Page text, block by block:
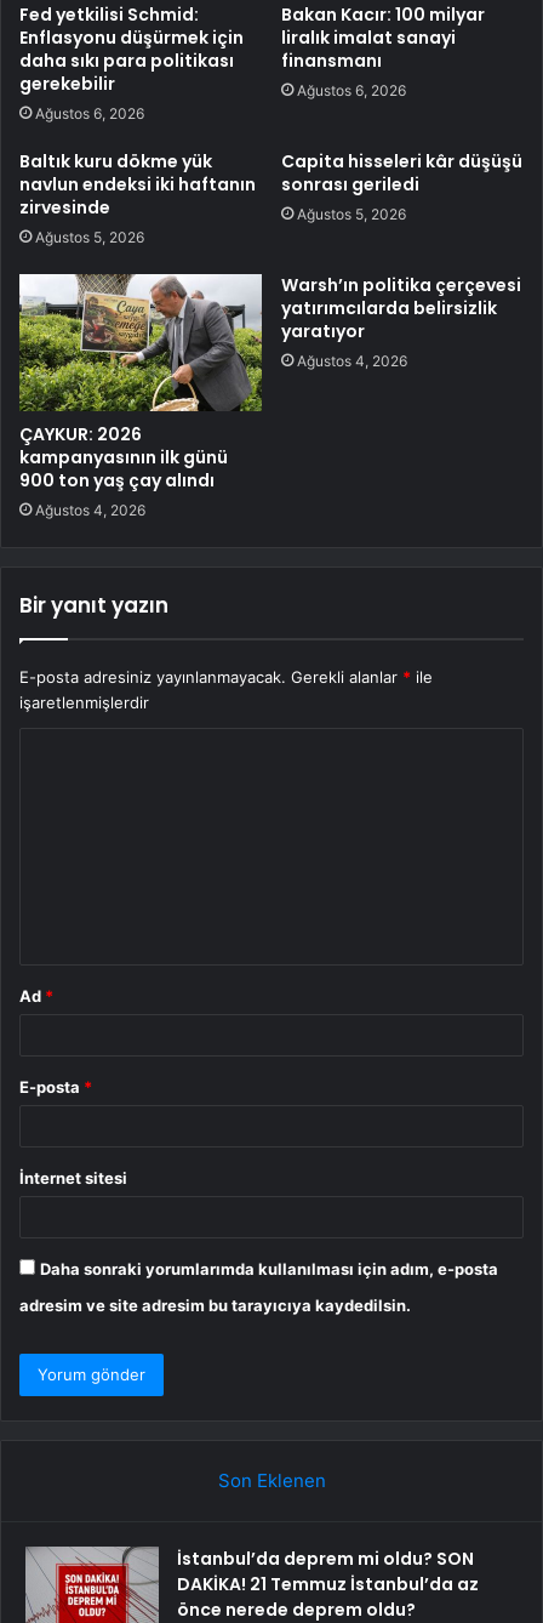
Fed yetkilisi Schmid:
Enflasyonu düşürmek için
daha sıkı para politikası
gerekebilir
Ağustos 6, 2026
Bakan Kacır: 100 milyar
liralık imalat sanayi
finansmanı
Ağustos 6, 2026
Baltık kuru dökme yük
navlun endeksi iki haftanın
zirvesinde
Ağustos 5, 2026
Capita hisseleri kâr düşüşü
sonrası geriledi
Ağustos 5, 2026
ÇAYKUR: 2026
kampanyasının ilk günü
900 ton yaş çay alındı
Ağustos 4, 2026
Warsh’ın politika çerçevesi
yatırımcılarda belirsizlik
yaratıyor
Ağustos 4, 2026
Bir yanıt yazın
E-posta adresiniz yayınlanmayacak. Gerekli alanlar * ile
işaretlenmişlerdir
Ad *
E-posta *
İnternet sitesi
Daha sonraki yorumlarımda kullanılması için adım, e-posta
adresim ve site adresim bu tarayıcıya kaydedilsin.
Son Eklenen
İstanbul’da deprem mi oldu? SON
DAKİKA! 21 Temmuz İstanbul’da az
önce nerede deprem oldu?